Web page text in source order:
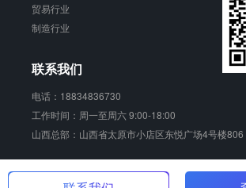
贸易行业
制造行业
联系我们
电话：18834836730
工作时间：周一至周六 9:00-18:00
山西总部：山西省太原市小店区东悦广场4号楼806
销动云 版权所有